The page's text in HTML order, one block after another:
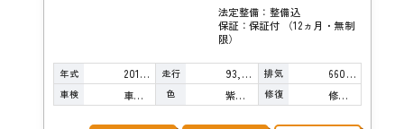
法定整備：整備込
保証：保証付 （12ヵ月・無制
限）
年式 2016年 走行 93,000km 排気 660cc
車検 車検整備付 色 紫真珠 修復 修復歴無し